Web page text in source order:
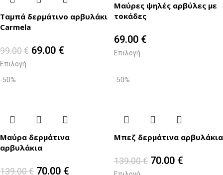
Ταμπά δερμάτινο αρβυλάκι
Carmela
99.00€ 69.00 €
Επιλογή
Μαύρες ψηλές αρβύλες με
τοκάδες
69.00 €
Επιλογή
-50%
Μαύρα δερμάτινα
αρβυλάκια
139.00€ 70.00 €
-50%
Μπεζ δερμάτινα αρβυλάκια
139.00€ 70.00 €